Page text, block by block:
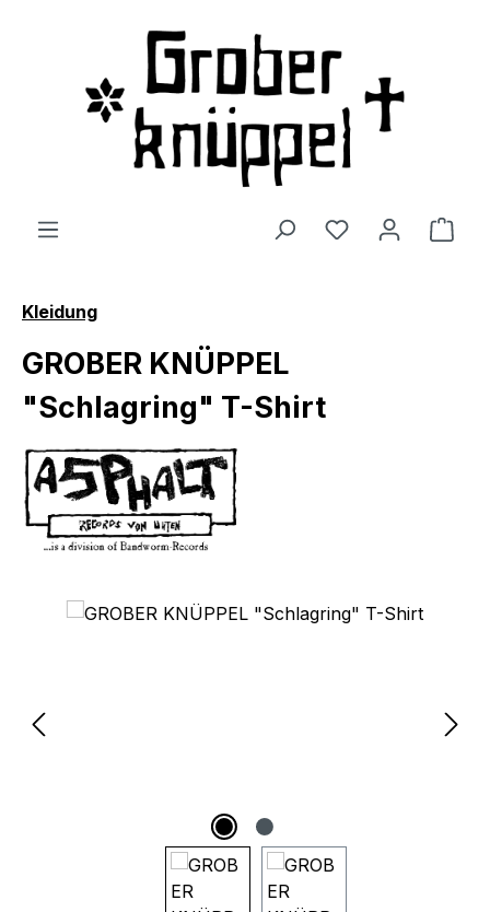
Zum Hauptinhalt springen
Du hast 0
Kleidung
GROBER KNÜPPEL
"Schlagring" T-Shirt
Bildergalerie überspringen